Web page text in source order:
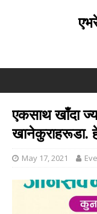
एकसाथ खाँदा
खानेकुराहरूडा.
May 17, 2021